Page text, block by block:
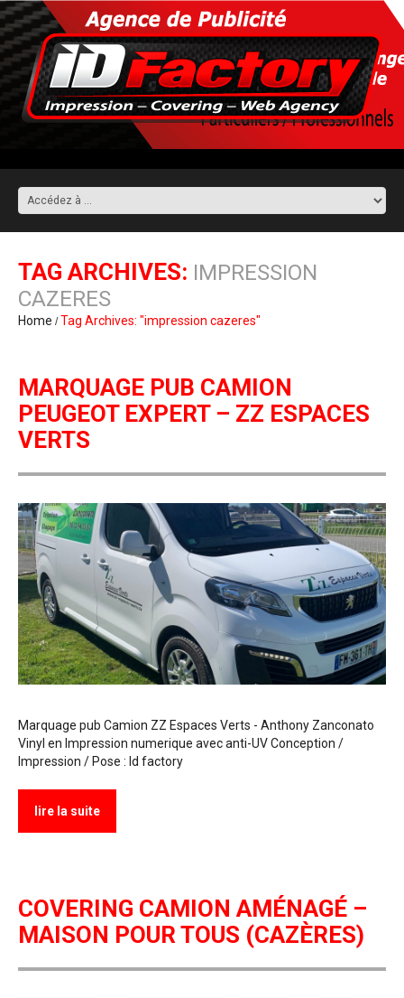
TAG ARCHIVES: IMPRESSION
CAZERES
Home Tag Archives: "impression cazeres"
MARQUAGE PUB CAMION
PEUGEOT EXPERT – ZZ ESPACES
VERTS
Marquage pub Camion ZZ Espaces Verts - Anthony Zanconato
Vinyl en Impression numerique avec anti-UV Conception /
Impression / Pose : Id factory
lire la suite
COVERING CAMION AMÉNAGÉ –
MAISON POUR TOUS (CAZÈRES)